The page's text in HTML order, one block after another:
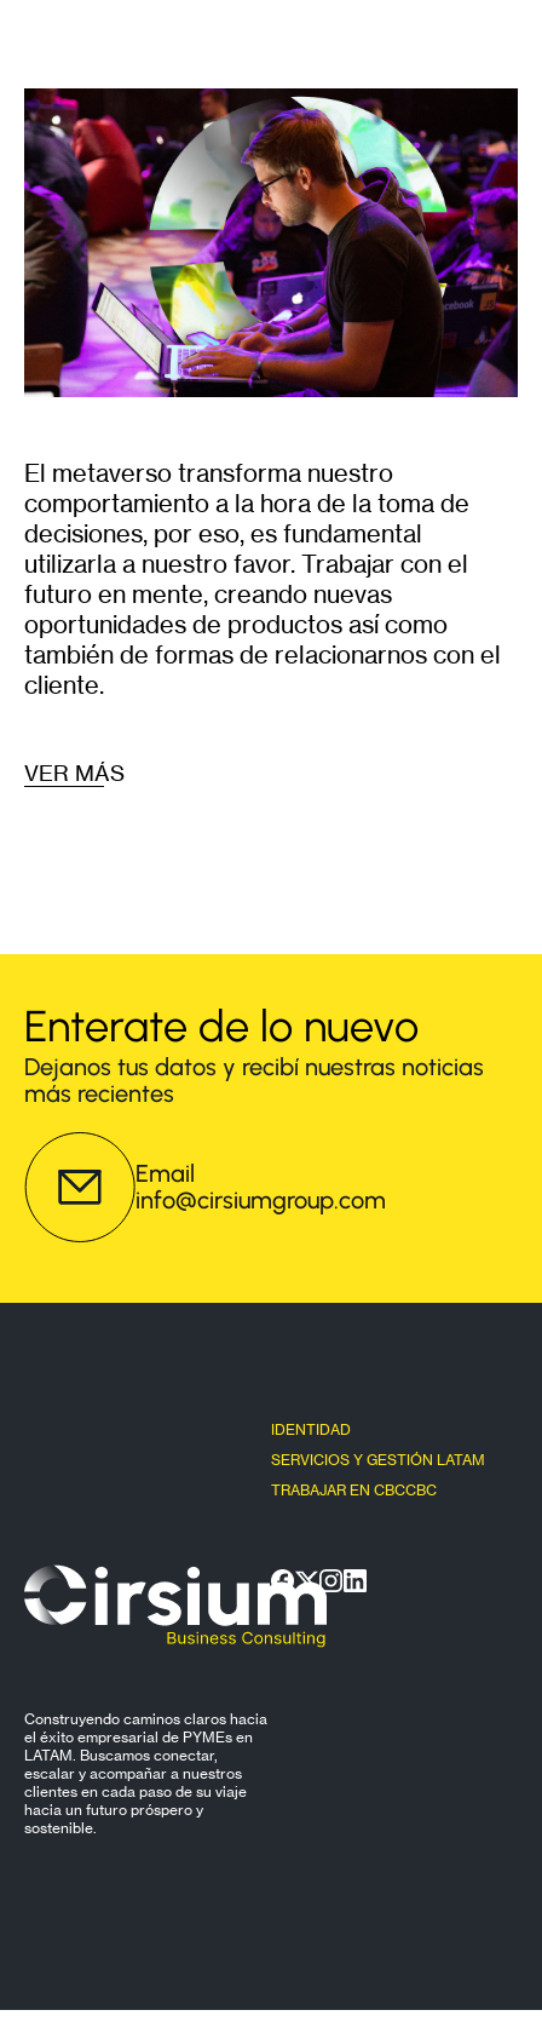
El metaverso transforma nuestro
comportamiento a la hora de la toma de
decisiones, por eso, es fundamental
utilizarla a nuestro favor. Trabajar con el
futuro en mente, creando nuevas
oportunidades de productos así como
también de formas de relacionarnos con el
cliente.
VER MÁS
Enterate de lo nuevo
Dejanos tus datos y recibí nuestras noticias
más recientes
Email
info@cirsiumgroup.com
IDENTIDAD
SERVICIOS Y GESTIÓN LATAM
TRABAJAR EN CBCCBC
Construyendo caminos claros hacia
el éxito empresarial de PYMEs en
LATAM. Buscamos conectar,
escalar y acompañar a nuestros
clientes en cada paso de su viaje
hacia un futuro próspero y
sostenible.